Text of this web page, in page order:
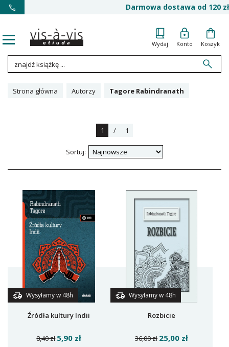
Darmowa dostawa od 120 zł
Wydaj Konto Koszyk
Strona główna Autorzy Tagore Rabindranath
1 / 1
Sortuj:
Wysyłamy w 48h
Źródła kultury Indii
8,40 zł 5,90 zł
Wysyłamy w 48h
Rozbicie
36,00 zł 25,00 zł